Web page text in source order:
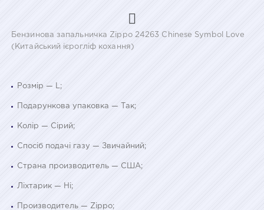
Бензинова запальничка Zippo 24263 Chinese Symbol Love
(Китайський ієрогліф кохання)
Розмір — L;
Подарункова упаковка — Так;
Колір — Сірий;
Спосіб подачі газу — Звичайний;
Страна производитель — США;
Ліхтарик — Ні;
Производитель — Zippo;